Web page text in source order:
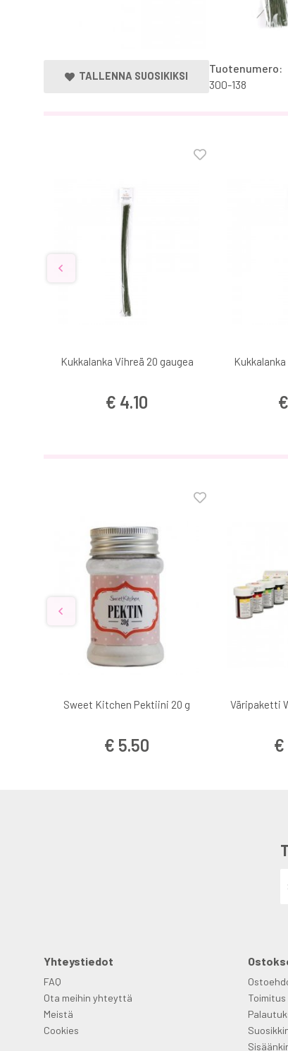
TALLENNA SUOSIKIKSI
Tuotenumero:
300-138
Kukkalanka Vihreä 20 gaugea
€ 4.10
Sweet Kitchen Pektiini 20 g
€ 5.50
Väripaketti
€
Yhteystiedot
FAQ
Ota meihin yhteyttä
Meistä
Cookies
Toimitus